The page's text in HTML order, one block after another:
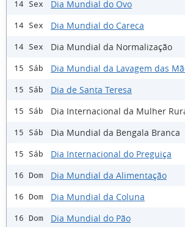
14 Sex Dia Mundial do Ovo
14 Sex Dia Mundial do Careca
14 Sex Dia Mundial da Normalização
15 Sáb Dia Mundial da Lavagem das
15 Sáb Dia de Santa Teresa
15 Sáb Dia Internacional da Mulher
15 Sáb Dia Mundial da Bengala Branca
15 Sáb Dia Internacional do Preguiça
16 Dom Dia Mundial da Alimentação
16 Dom Dia Mundial da Coluna
16 Dom Dia Mundial do Pão